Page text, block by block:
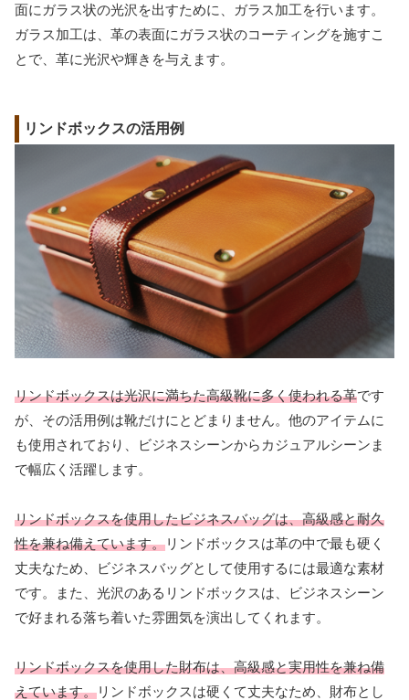
面にガラス状の光沢を出すために、ガラス加工を行います。
ガラス加工は、革の表面にガラス状のコーティングを施すこ
とで、革に光沢や輝きを与えます。
リンドボックスの活用例
リンドボックスは光沢に満ちた高級靴に多く使われる革です
が、その活用例は靴だけにとどまりません。他のアイテムに
も使用されており、ビジネスシーンからカジュアルシーンま
で幅広く活躍します。
リンドボックスを使用したビジネスバッグは、高級感と耐久
性を兼ね備えています。リンドボックスは革の中で最も硬く
丈夫なため、ビジネスバッグとして使用するには最適な素材
です。また、光沢のあるリンドボックスは、ビジネスシーン
で好まれる落ち着いた雰囲気を演出してくれます。
リンドボックスを使用した財布は、高級感と実用性を兼ね備
えています。リンドボックスは硬くて丈夫なため、財布とし